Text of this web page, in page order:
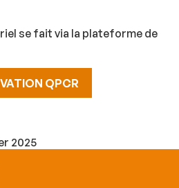
se fait via la plateforme de
QPCR
2025